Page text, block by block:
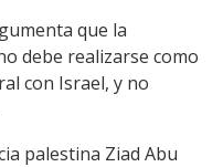
que la
debe realizarse como
con Israel, y no
palestina Ziad Abu